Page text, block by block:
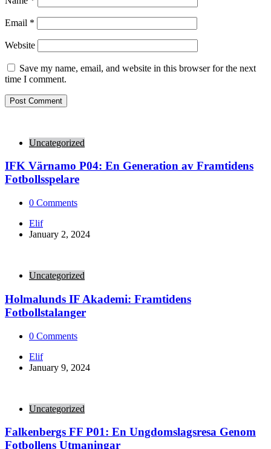
Email *
Website
Save my name, email, and website in this browser for the next
time I comment.
Uncategorized
IFK Värnamo P04: En Generation av Framtidens
Fotbollsspelare
0 Comments
Posted
by
Elif
January 2, 2024
Uncategorized
Holmalunds IF Akademi: Framtidens
Fotbollstalanger
0 Comments
Posted
by
Elif
January 9, 2024
Uncategorized
Falkenbergs FF P01: En Ungdomslagsresa Genom
Fotbollens Utmaningar